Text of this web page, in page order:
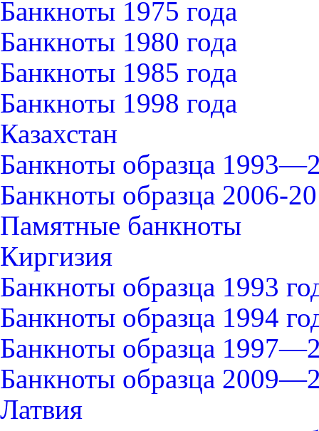
Банкноты 1975 года
Банкноты 1980 года
Банкноты 1985 года
Банкноты 1998 года
Казахстан
Банкноты образца
Банкноты образца 2006-
Памятные банкноты
Киргизия
Банкноты образца 1993
Банкноты образца 1994
Банкноты образца
Банкноты образца
Латвия